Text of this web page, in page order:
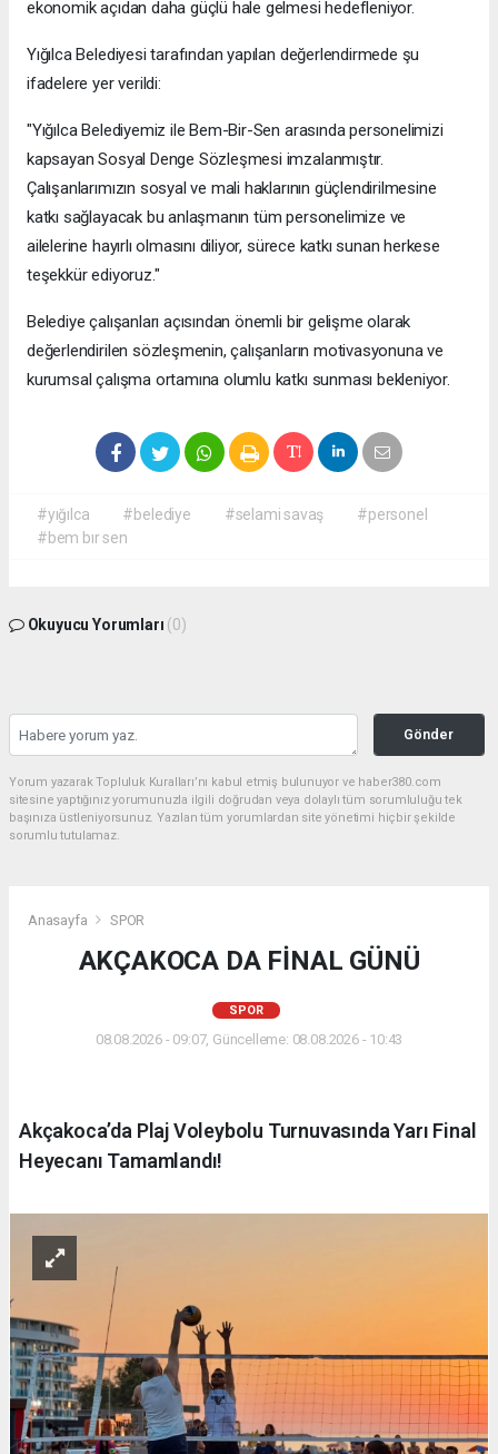
ekonomik açıdan daha güçlü hale gelmesi hedefleniyor.
Yığılca Belediyesi tarafından yapılan değerlendirmede şu
ifadelere yer verildi:
"Yığılca Belediyemiz ile Bem-Bir-Sen arasında personelimizi
kapsayan Sosyal Denge Sözleşmesi imzalanmıştır.
Çalışanlarımızın sosyal ve mali haklarının güçlendirilmesine
katkı sağlayacak bu anlaşmanın tüm personelimize ve
ailelerine hayırlı olmasını diliyor, sürece katkı sunan herkese
teşekkür ediyoruz."
Belediye çalışanları açısından önemli bir gelişme olarak
değerlendirilen sözleşmenin, çalışanların motivasyonuna ve
kurumsal çalışma ortamına olumlu katkı sunması bekleniyor.
#yığılca #belediye #selami savaş
#personel
#bem bır sen
Okuyucu Yorumları (0)
Gönder
Yorum yazarak Topluluk Kuralları’nı kabul etmiş bulunuyor ve haber380.com
sitesine yaptığınız yorumunuzla ilgili doğrudan veya dolaylı tüm sorumluluğu tek
başınıza üstleniyorsunuz. Yazılan tüm yorumlardan site yönetimi hiçbir şekilde
sorumlu tutulamaz.
Anasayfa SPOR
AKÇAKOCA DA FİNAL GÜNÜ
SPOR
08.08.2026 - 09:07, Güncelleme: 08.08.2026 - 10:43
Akçakoca’da Plaj Voleybolu Turnuvasında Yarı Final
Heyecanı Tamamlandı!